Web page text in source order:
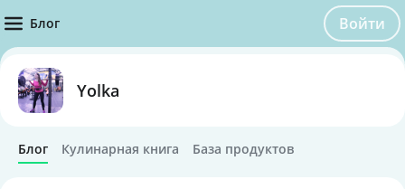
Блог Войти
Yolka
Блог Кулинарная книга База продуктов